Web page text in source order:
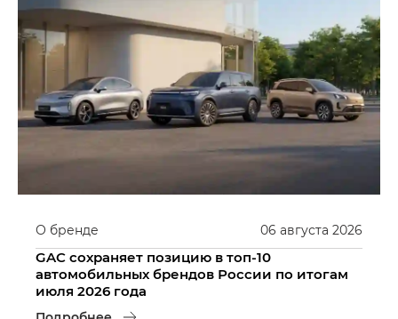
06 августа 2026
О бренде
GAC сохраняет позицию в топ-10
автомобильных брендов России по итогам
июля 2026 года